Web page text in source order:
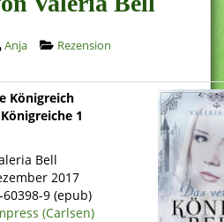
Anja Rezension
Königreich
1
Bell
2017
60398-9 (epub)
(Carlsen)